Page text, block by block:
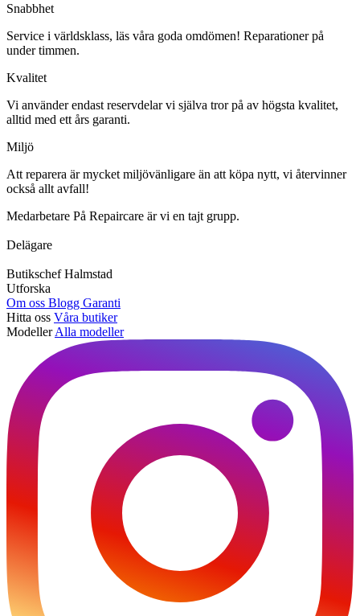
Snabbhet
Service i världsklass, läs våra goda omdömen! Reparationer på
under timmen.
Kvalitet
Vi använder endast reservdelar vi själva tror på av högsta kvalitet,
alltid med ett års garanti.
Miljö
Att reparera är mycket miljövänligare än att köpa nytt, vi återvinner
också allt avfall!
Medarbetare På Repaircare är vi en tajt grupp.
Delägare
Butikschef Halmstad
Utforska
Om oss Blogg Garanti
Hitta oss Våra butiker
Modeller Alla modeller